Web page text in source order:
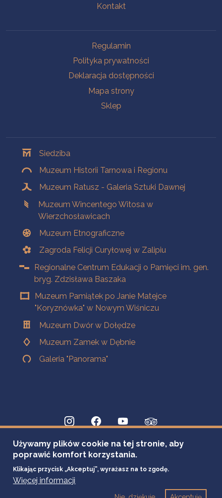
Kontakt
Regulamin
Polityka prywatności
Deklaracja dostępności
Mapa strony
Sklep
Siedziba
Muzeum Historii Tarnowa i Regionu
Muzeum Ratusz - Galeria Sztuki Dawnej
Muzeum Wincentego Witosa w
Wierzchosławicach
Muzeum Etnograficzne
Zagroda Felicji Curyłowej w Zalipiu
Regionalne Centrum Edukacji o Pamięci im. gen.
bryg. Zdzisława Baszaka
Muzeum Pamiątek po Janie Matejce
"Koryznówka" w Nowym Wiśniczu
Muzeum Dwór w Dołędze
Muzeum Zamek w Dębnie
Galeria "Panorama"
Używamy plików cookie na tej stronie, aby
poprawić komfort korzystania.
Klikając przycisk „Akceptuj”, wyrażasz na to zgodę.
Więcej informacji